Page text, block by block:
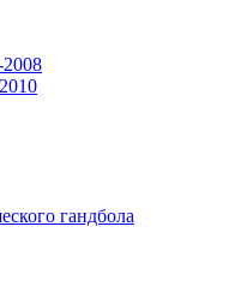
гандбола